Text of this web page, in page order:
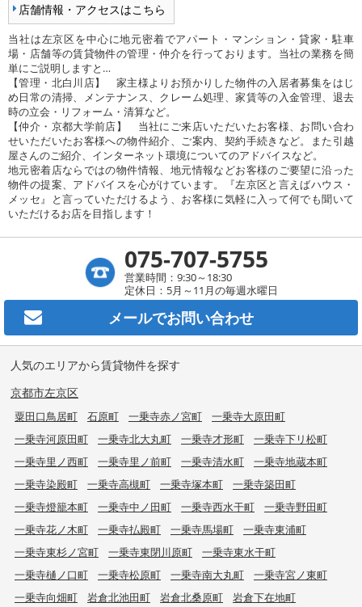
店舗情報・アクセスはこちら
当社は左京区を中心に地元密着でアパート・マンション・貸家・駐車
場・店舗等の賃貸物件の管理・仲介を行っております。当社の業務を簡
単にご説明しますと…
【管理・北白川店】 家主様よりお預かりした物件の入居者募集をはじ
め日常の清掃、メンテナンス、クレーム処理、家賃等の入金管理、退去
時の立会・リフォーム・清算など。
【仲介・京都大学前店】 当社にご来店いただいたお客様、お問い合わ
せいただいたお客様への物件紹介、ご案内、契約手続きなど。また引越
屋さんのご紹介、インターネット環境についてのアドバイスなど。
地元密着店ならではの物件情報、地元情報などお客様のご要望に沿った
物件の提案、アドバイスを心がけています。『左京区と言えばハウス・
メッセ』と言っていただけるよう、お客様に気軽に入って何でも聞いて
いただけるお店を目指します！
075-707-5755
営業時間：9:30～18:30
定休日：5月～11月の毎週水曜日
メールでお問い合わせ
人気のエリアから賃貸物件を探す
京都市左京区
粟田口鳥居町 石原町 一乗寺赤ノ宮町
一乗寺大原田町
一乗寺河原田町
一乗寺北大丸町 一乗寺才形町
一乗寺下リ松町
一乗寺里ノ西町
一乗寺里ノ前町 一乗寺清水町
一乗寺地蔵本町
一乗寺染殿町
一乗寺高槻町 一乗寺塚本町
一乗寺築田町
一乗寺燈籠本町
一乗寺中ノ田町 一乗寺西水干町
一乗寺野田町
一乗寺花ノ木町
一乗寺払殿町 一乗寺馬場町
一乗寺東浦町
一乗寺東杉ノ宮町
一乗寺東閉川原町
一乗寺東水干町
一乗寺樋ノ口町
一乗寺松原町 一乗寺南大丸町
一乗寺宮ノ東町
一乗寺向畑町
岩倉北池田町 岩倉北桑原町 岩倉下在地町